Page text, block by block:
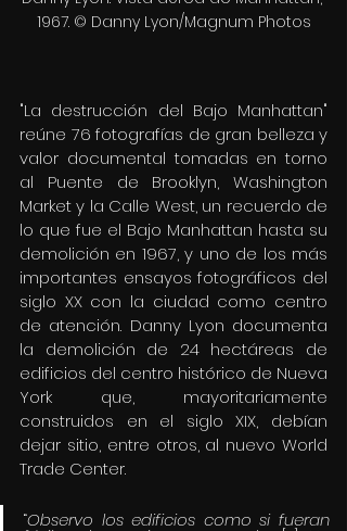
1967. © Danny Lyon/Magnum Photos
"La destrucción del Bajo Manhattan"
reúne 76 fotografías de gran belleza y
valor documental tomadas en torno
al Puente de Brooklyn, Washington
Market y la Calle West, un recuerdo de
lo que fue el Bajo Manhattan hasta su
demolición en 1967, y uno de los más
importantes ensayos fotográficos del
siglo XX con la ciudad como centro
de atención. Danny Lyon documenta
la demolición de 24 hectáreas de
edificios del centro histórico de Nueva
York que, mayoritariamente
construidos en el siglo XIX, debían
dejar sitio, entre otros, al nuevo World
Trade Center.
“Observo los edificios como si fueran